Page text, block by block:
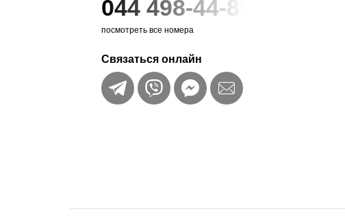
044 498-44-89
посмотреть все номера
Связаться онлайн